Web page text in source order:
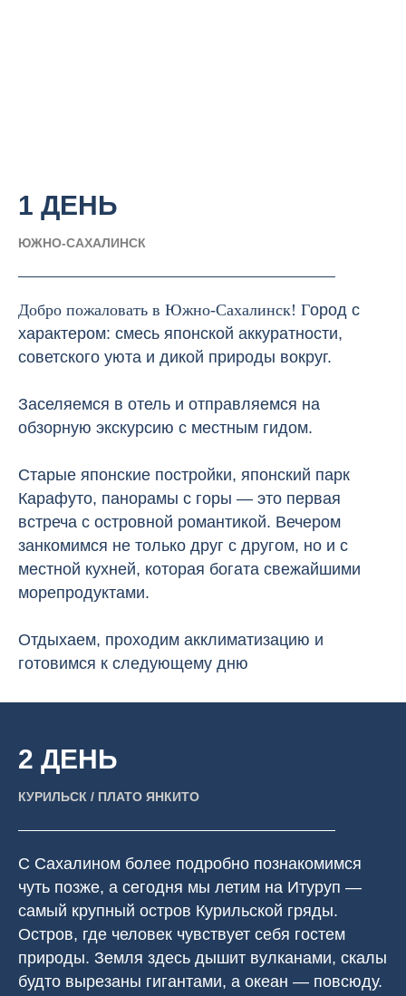
1 ДЕНЬ
ЮЖНО-САХАЛИНСК
Добро пожаловать в Южно-Сахалинск! Город с
характером: смесь японской аккуратности,
советского уюта и дикой природы вокруг.
Заселяемся в отель и отправляемся на
обзорную экскурсию с местным гидом.
Старые японские постройки, японский парк
Карафуто, панорамы с горы — это первая
встреча с островной романтикой. Вечером
занкомимся не только друг с другом, но и с
местной кухней, которая богата свежайшими
морепродуктами.
Отдыхаем, проходим акклиматизацию и
готовимся к следующему дню
2 ДЕНЬ
КУРИЛЬСК / ПЛАТО ЯНКИТО
С Сахалином более подробно познакомимся
чуть позже, а сегодня мы летим на Итуруп —
самый крупный остров Курильской гряды.
Остров, где человек чувствует себя гостем
природы. Земля здесь дышит вулканами, скалы
будто вырезаны гигантами, а океан — повсюду.